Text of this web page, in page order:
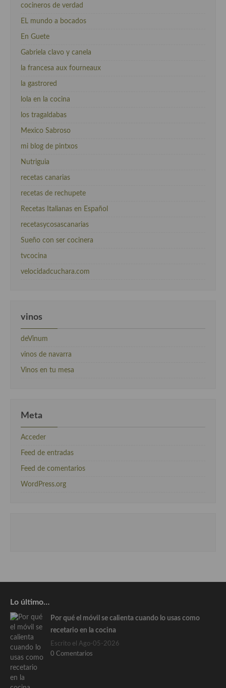
cocineros de verdad
EL mundo a bocados
En Guete
Gabriela clavo y canela
la francesa aux fourneaux
la gastrored
lola en la cocina
los tragaldabas
Mexico Sabroso
mi blog de pintxos
Nutriguia
recetas canarias
recetas de rechupete
Recetas Italianas en Español
recetasycosascanarias
Sueño con ser cocinera
tvcocina
velocidadcuchara.com
vinos
deVinum
vinos de navarra
Vinos en tu mesa
Meta
Acceder
Feed de entradas
Feed de comentarios
WordPress.org
Lo último…
Por qué el móvil se calienta cuando lo usas como
recetario en la cocina
Escrito el Ago-05-2026
0 Comentarios